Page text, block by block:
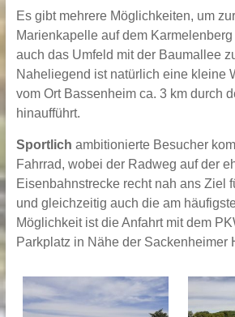
Es gibt mehrere Möglichkeiten, um
Marienkapelle auf dem
auch das Umfeld mit der Baumallee
Naheliegend ist natürlich eine kleine
vom Ort Bassenheim ca. 3 km durch
hinaufführt.
Sportlich ambitionierte Besucher
Fahrrad, wobei der Radweg auf der
Eisenbahnstrecke recht nah ans Ziel
und gleichzeitig auch die am
Möglichkeit ist die Anfahrt mit dem
Parkplatz in Nähe der Sackenheimer